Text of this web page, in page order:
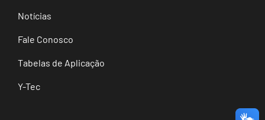
Notícias
Fale Conosco
Tabelas de Aplicação
Y-Tec